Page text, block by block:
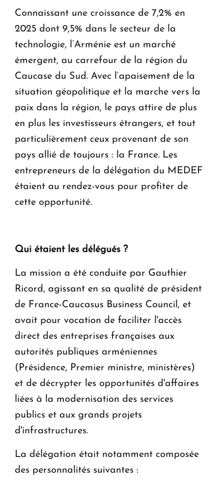
Connaissant une croissance de 7,2% en
2025 dont 9,5% dans le secteur de la
technologie, l’Arménie est un marché
émergent, au carrefour de la région du
Caucase du Sud. Avec l’apaisement de la
situation géopolitique et la marche vers la
paix dans la région, le pays attire de plus
en plus les investisseurs étrangers, et tout
particulièrement ceux provenant de son
pays allié de toujours : la France. Les
entrepreneurs de la délégation du MEDEF
étaient au rendez-vous pour profiter de
cette opportunité.
Qui étaient les délégués ?
La mission a été conduite par Gauthier
Ricord, agissant en sa qualité de président
de France-Caucasus Business Council, et
avait pour vocation de faciliter l'accès
direct des entreprises françaises aux
autorités publiques arméniennes
(Présidence, Premier ministre, ministères)
et de décrypter les opportunités d'affaires
liées à la modernisation des services
publics et aux grands projets
d'infrastructures.
La délégation était notamment composée
des personnalités suivantes :